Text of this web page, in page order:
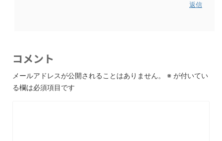
返信
コメント
メールアドレスが公開されることはありません。 ※ が付いてい
る欄は必須項目です